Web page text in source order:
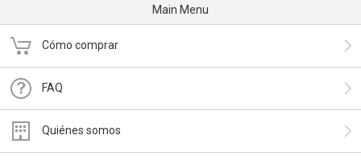
Main Menu
Cómo comprar
FAQ
Quiénes somos